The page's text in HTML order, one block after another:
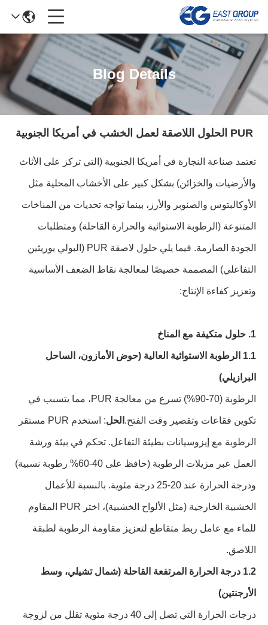
Blog Details
PUR الحلول اللاصقة لعمل الخشب في أمريكا الجنوبية
تعتمد صناعة النجارة في أمريكا الجنوبية (التي تركز على الأثاث
والأرضيات والخزائن) بشكل كبير على الأخشاب المحلية مثل
الأوكالبتوس والصنوبر والأرز، بينما تواجه تحديات من المناخات
المتنوعة (الرطوبة الاستوائية والحرارة القاحلة) ومتطلبات
الجودة الصارمة. فيما يلي حلول لاصقة PUR (البولي يوريثين
التفاعلي) المصممة خصيصًا لمعالجة نقاط الضعف الأساسية
وتعزيز كفاءة الإنتاج:
1. حلول متكيفة مع المناخ
1.1 الرطوبة الاستوائية العالية (حوض الأمازون، الساحل
البرازيلي)
الرطوبة (70-90%) تسرع من معالجة PUR، مما يتسبب في
تكوين فقاعات وتقصير وقت الفتح. الحل : استخدم PUR مستقر
الرطوبة مع إيزوسيانات بطيئة التفاعل. تحكم في بيئة ورشة
العمل عبر مزيلات الرطوبة (حافظ على 40-60% رطوبة نسبية)
ودرجة الحرارة عند 20-25 درجة مئوية. بالنسبة للأعمال
الخشبية الخارجية (مثل الألواح الخشبية)، اختر PUR المقاوم
للماء مع عامل ربط متقاطع لتعزيز مقاومة الرطوبة لطبقة
اللاصق.
1.2 درجة الحرارة المرتفعة القاحلة (شمال تشيلي، وسط
الأرجنتين)
درجات الحرارة التي تصل إلى 40 درجة مئوية تقلل من لزوجة